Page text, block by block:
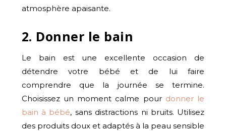
atmosphère apaisante.
2. Donner le bain
Le bain est une excellente occasion de
détendre votre bébé et de lui faire
comprendre que la journée se termine.
Choisissez un moment calme pour donner le
bain à bébé, sans distractions ni bruits. Utilisez
des produits doux et adaptés à la peau sensible